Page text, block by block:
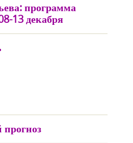
программа
13 декабря
прогноз